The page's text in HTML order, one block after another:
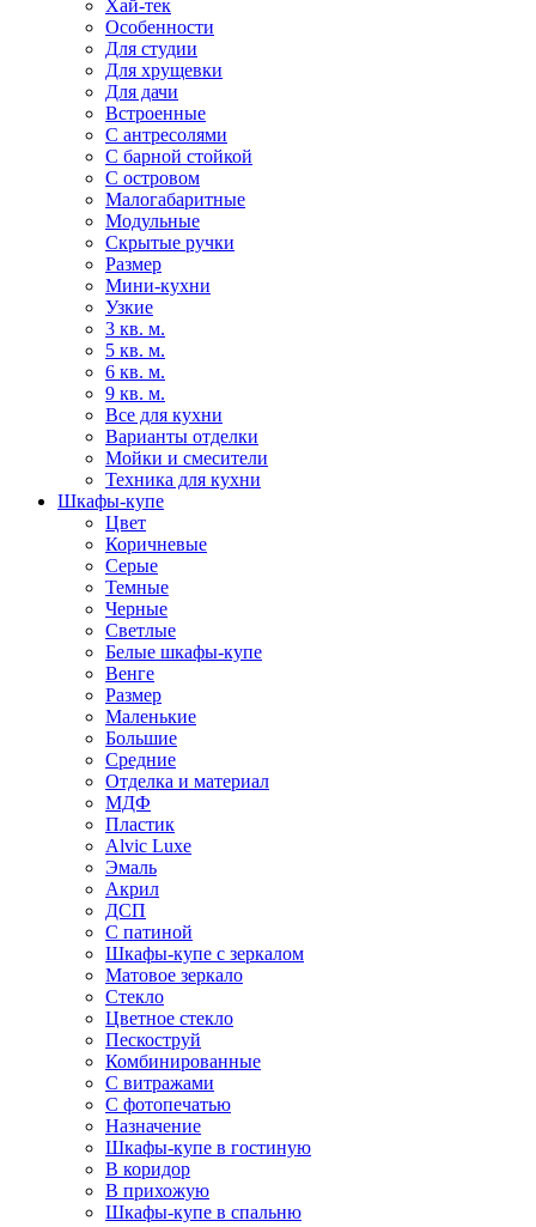
Хай-тек
Особенности
Для студии
Для хрущевки
Для дачи
Встроенные
С антресолями
С барной стойкой
С островом
Малогабаритные
Модульные
Скрытые ручки
Размер
Мини-кухни
Узкие
3 кв. м.
5 кв. м.
6 кв. м.
9 кв. м.
Все для кухни
Варианты отделки
Мойки и смесители
Техника для кухни
Шкафы-купе
Цвет
Коричневые
Серые
Темные
Черные
Светлые
Белые шкафы-купе
Венге
Размер
Маленькие
Большие
Средние
Отделка и материал
МДФ
Пластик
Alvic Luxe
Эмаль
Акрил
ДСП
С патиной
Шкафы-купе с зеркалом
Матовое зеркало
Стекло
Цветное стекло
Пескоструй
Комбинированные
С витражами
С фотопечатью
Назначение
Шкафы-купе в гостиную
В коридор
В прихожую
Шкафы-купе в спальню